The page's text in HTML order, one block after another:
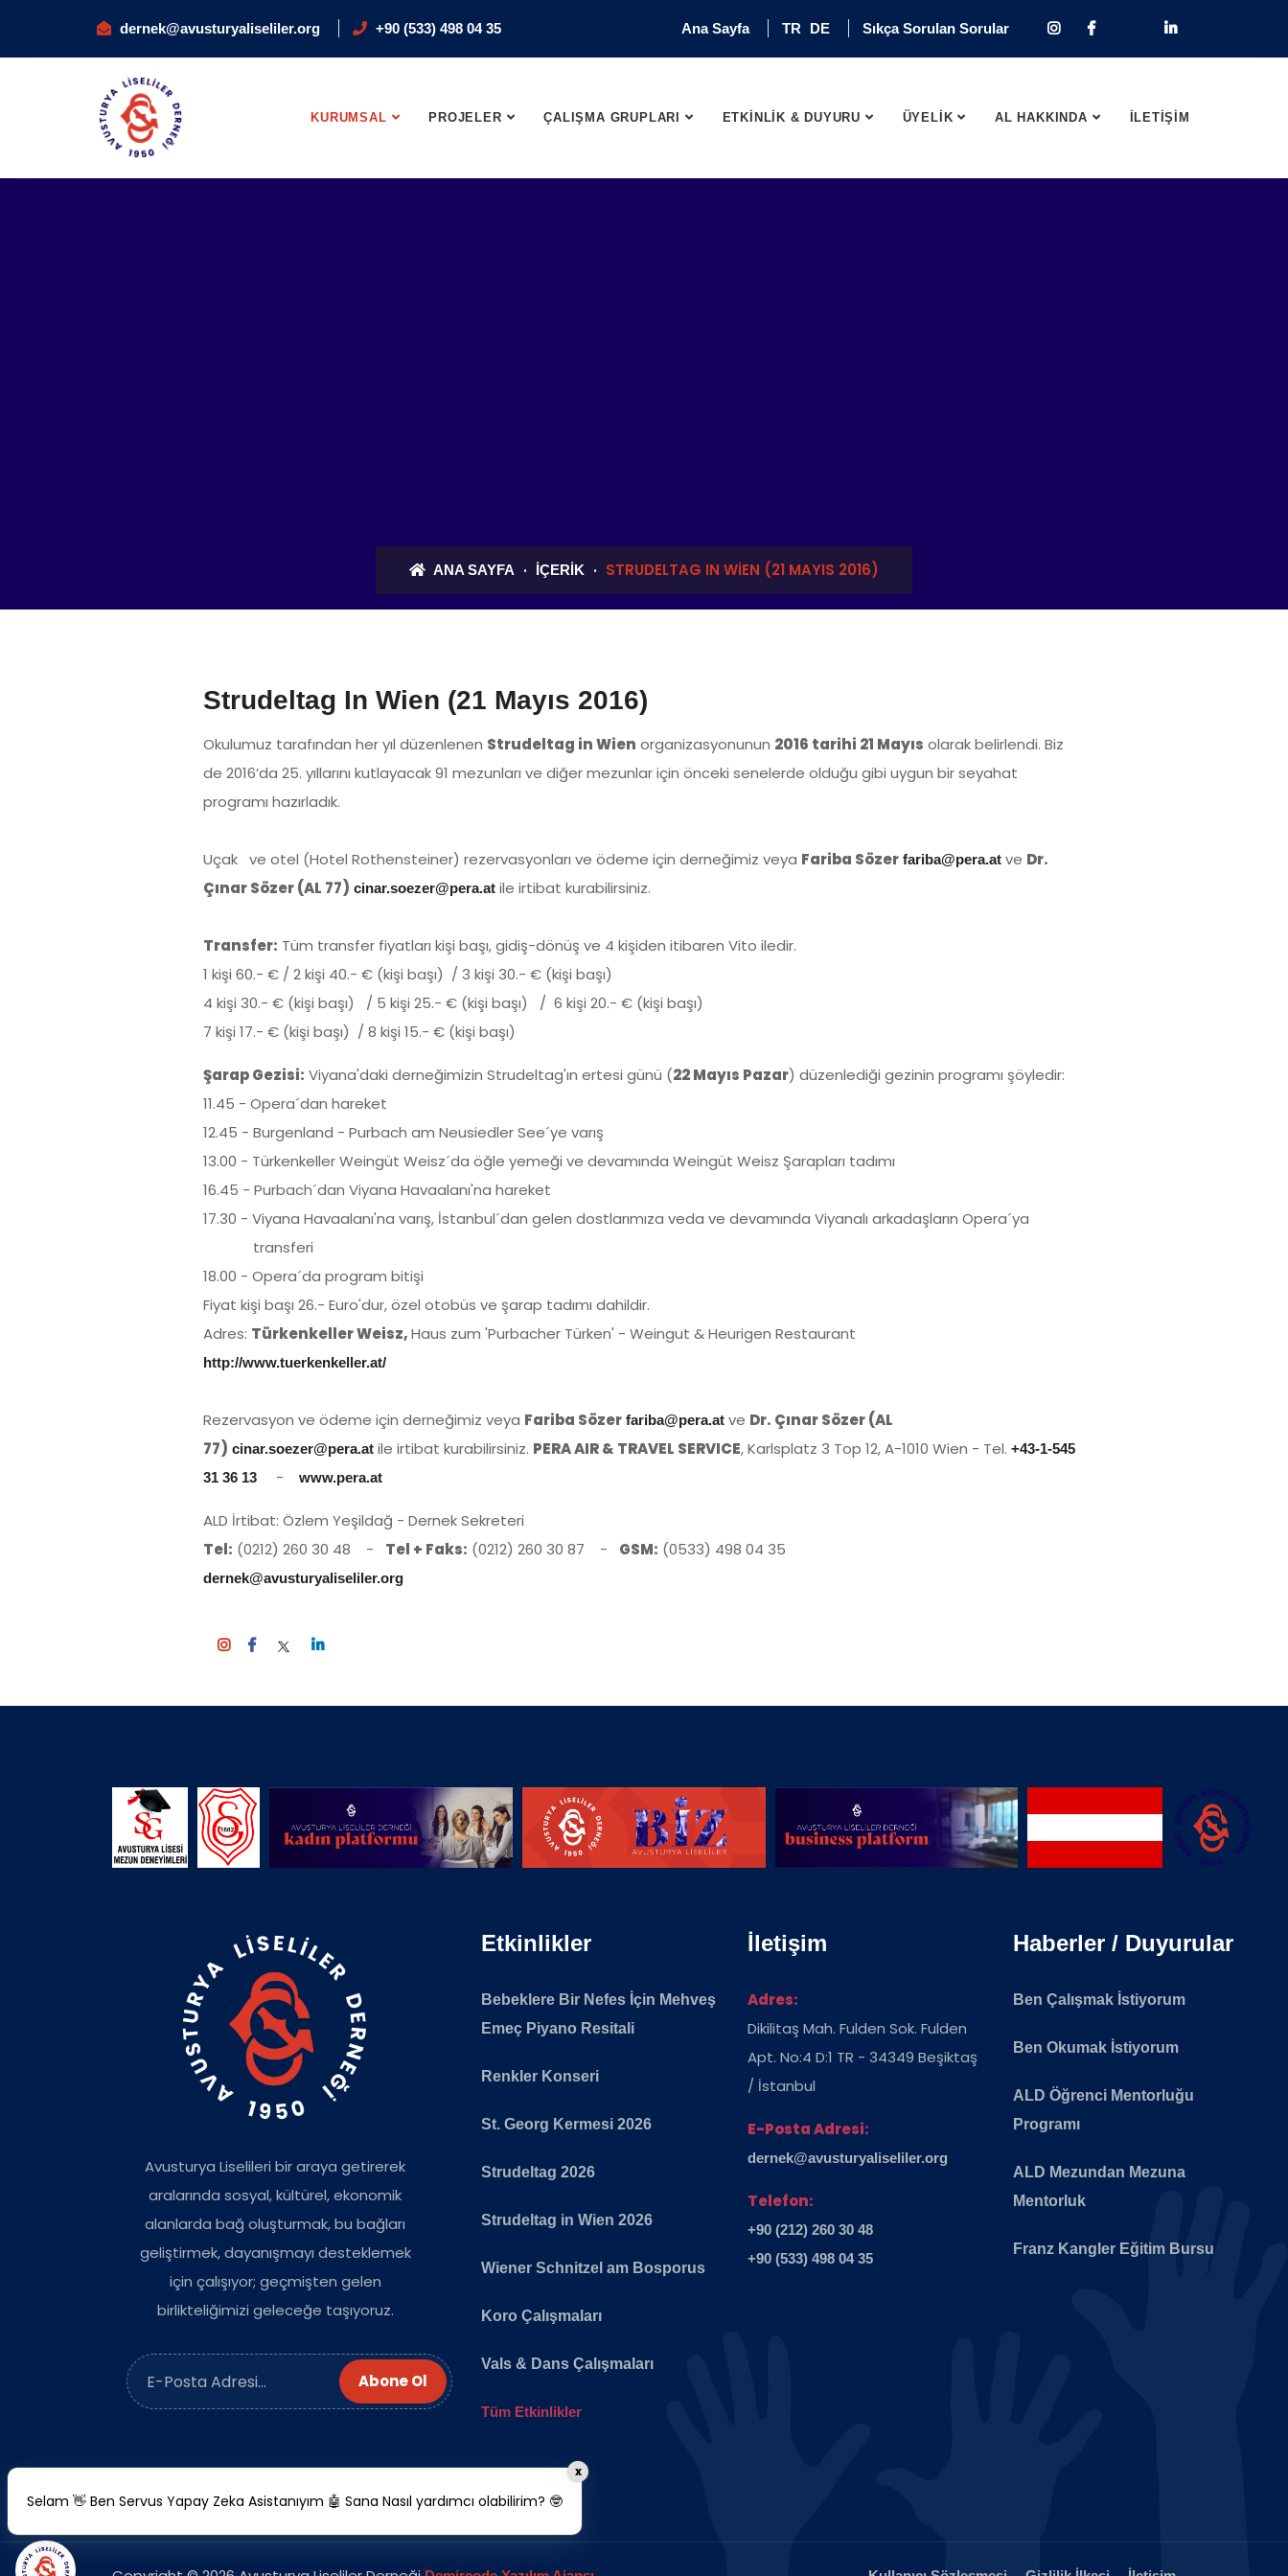
dernek@avusturyaliseliler.org +90 (533) 498 04 35 Ana Sayfa TR DE Sıkça Sorulan Sorular
KURUMSAL PROJELER ÇALIŞMA GRUPLARI ETKİNLİK & DUYURU ÜYELİK AL HAKKINDA İLETİŞİM
ANA SAYFA İÇERIK STRUDELTAG IN WIEN (21 MAYIS 2016)
Strudeltag In Wien (21 Mayıs 2016)
Okulumuz tarafından her yıl düzenlenen Strudeltag in Wien organizasyonunun 2016 tarihi 21 Mayıs olarak belirlendi. Biz
de 2016’da 25. yıllarını kutlayacak 91 mezunları ve diğer mezunlar için önceki senelerde olduğu gibi uygun bir seyahat
programı hazırladık.
Uçak ve otel (Hotel Rothensteiner) rezervasyonları ve ödeme için derneğimiz veya Fariba Sözer fariba@pera.at ve Dr.
Çınar Sözer (AL 77) cinar.soezer@pera.at ile irtibat kurabilirsiniz.
Transfer: Tüm transfer fiyatları kişi başı, gidiş-dönüş ve 4 kişiden itibaren Vito iledir.
1 kişi 60.- € / 2 kişi 40.- € (kişi başı) / 3 kişi 30.- € (kişi başı)
4 kişi 30.- € (kişi başı) / 5 kişi 25.- € (kişi başı) / 6 kişi 20.- € (kişi başı)
7 kişi 17.- € (kişi başı) / 8 kişi 15.- € (kişi başı)
Şarap Gezisi: Viyana'daki derneğimizin Strudeltag'ın ertesi günü (22 Mayıs Pazar) düzenlediği gezinin programı şöyledir:
11.45 - Opera´dan hareket
12.45 - Burgenland - Purbach am Neusiedler See´ye varış
13.00 - Türkenkeller Weingüt Weisz´da öğle yemeği ve devamında Weingüt Weisz Şarapları tadımı
16.45 - Purbach´dan Viyana Havaalanı'na hareket
17.30 - Viyana Havaalanı'na varış, İstanbul´dan gelen dostlarımıza veda ve devamında Viyanalı arkadaşların Opera´ya
transferi
18.00 - Opera´da program bitişi
Fiyat kişi başı 26.- Euro'dur, özel otobüs ve şarap tadımı dahildir.
Adres: Türkenkeller Weisz,Haus zum 'Purbacher Türken' - Weingut & Heurigen Restaurant
http://www.tuerkenkeller.at/
Rezervasyon ve ödeme için derneğimiz veya Fariba Sözer fariba@pera.at ve Dr. Çınar Sözer (AL
77) cinar.soezer@pera.at ile irtibat kurabilirsiniz. PERA AIR & TRAVEL SERVICE, Karlsplatz 3 Top 12, A-1010 Wien - Tel. +43-1-545
31 36 13
- www.pera.at
ALD İrtibat: Özlem Yeşildağ - Dernek Sekreteri
Tel: (0212) 260 30 48 - Tel + Faks: (0212) 260 30 87 - GSM: (0533) 498 04 35
dernek@avusturyaliseliler.org
Avusturya Liselileri bir araya getirerek
aralarında sosyal, kültürel, ekonomik
alanlarda bağ oluşturmak, bu bağları
geliştirmek, dayanışmayı desteklemek
için çalışıyor; geçmişten gelen
birlikteliğimizi geleceğe taşıyoruz.
Abone Ol
Etkinlikler
Bebeklere Bir Nefes İçin Mehveş
Emeç Piyano Resitali
Renkler Konseri
St. Georg Kermesi 2026
Strudeltag 2026
Strudeltag in Wien 2026
Wiener Schnitzel am Bosporus
Koro Çalışmaları
Vals & Dans Çalışmaları
Tüm Etkinlikler
İletişim
Adres:
Dikilitaş Mah. Fulden Sok. Fulden
Apt. No:4 D:1 TR - 34349 Beşiktaş
/ İstanbul
E-Posta Adresi:
dernek@avusturyaliseliler.org
Telefon:
+90 (212) 260 30 48
+90 (533) 498 04 35
Haberler / Duyurular
Ben Çalışmak İstiyorum
Ben Okumak İstiyorum
ALD Öğrenci Mentorluğu
Programı
ALD Mezundan Mezuna
Mentorluk
Franz Kangler Eğitim Bursu
Selam 👋 Ben Servus Yapay Zeka Asistanıyım 🤖 Sana Nasıl yardımcı olabilirim? 🤓
x